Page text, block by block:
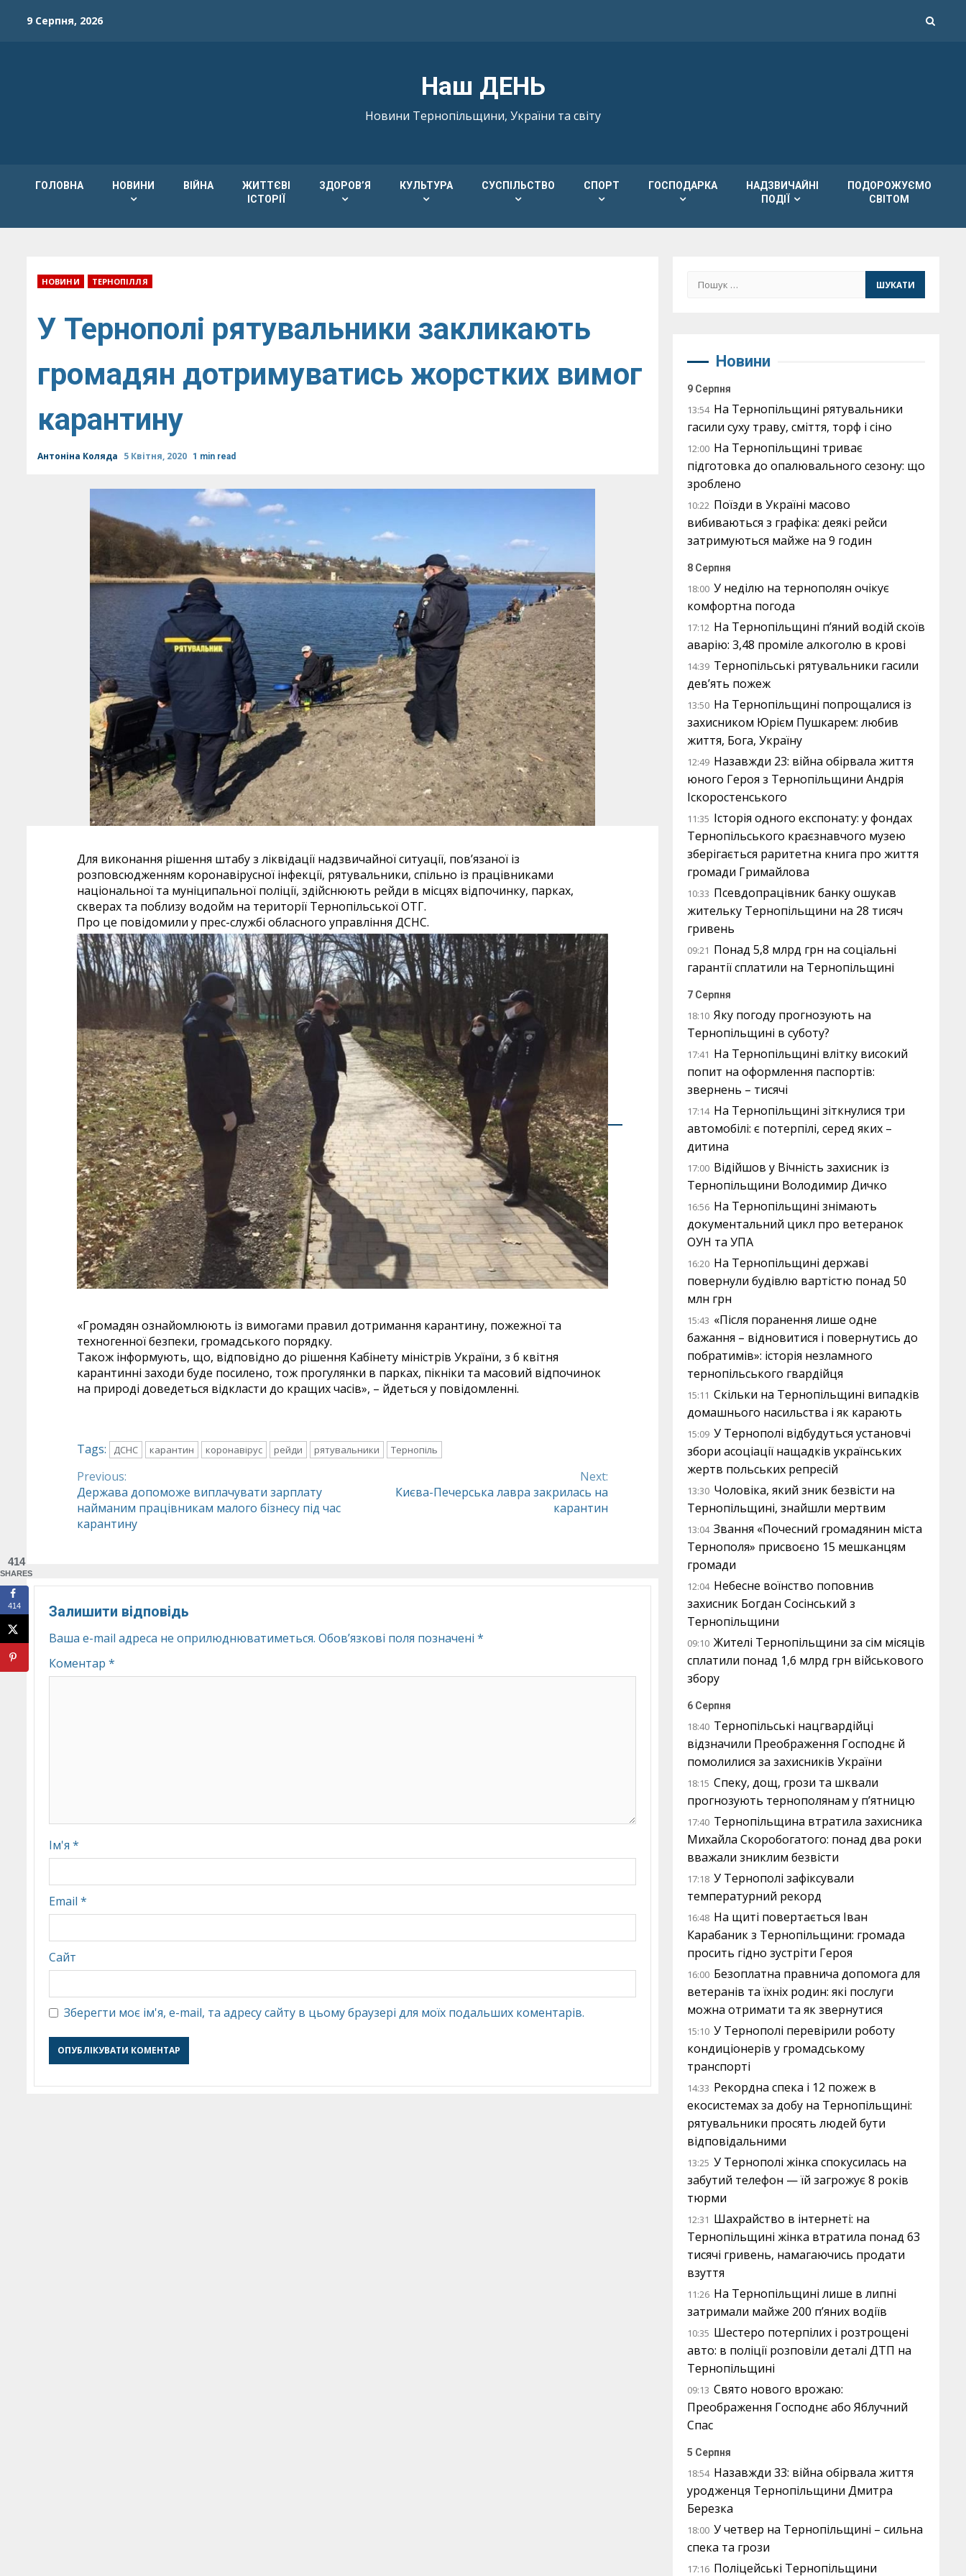
9 Серпня, 2026
Наш ДЕНЬ
Новини Тернопільщини, України та світу
ГОЛОВНА НОВИНИ ВІЙНА
ЖИТТЄВІ
ІСТОРІЇ
ЗДОРОВ’Я КУЛЬТУРА СУСПІЛЬСТВО СПОРТ ГОСПОДАРКА
НАДЗВИЧАЙНІ
ПОДІЇ
ПОДОРОЖУЄМО
СВІТОМ
НОВИНИ ТЕРНОПІЛЛЯ
У Тернополі рятувальники закликають
громадян дотримуватись жорстких вимог
карантину
Антоніна Коляда 5 Квітня, 2020 1 min read
Для виконання рішення штабу з ліквідації надзвичайної ситуації, пов’язаної із
розповсюдженням коронавірусної інфекції, рятувальники, спільно із працівниками
національної та муніципальної поліції, здійснюють рейди в місцях відпочинку, парках,
скверах та поблизу водойм на території Тернопільської ОТГ.
Про це повідомили у прес-службі обласного управління ДСНС.
«Громадян ознайомлюють із вимогами правил дотримання карантину, пожежної та
техногенної безпеки, громадського порядку.
Також інформують, що, відповідно до рішення Кабінету міністрів України, з 6 квітня
карантинні заходи буде посилено, тож прогулянки в парках, пікніки та масовий відпочинок
на природі доведеться відкласти до кращих часів», – йдеться у повідомленні.
Tags: ДСНС карантин коронавірус рейди рятувальники Тернопіль
Continue
Reading
Previous:
Держава допоможе виплачувати зарплату
найманим працівникам малого бізнесу під час
карантину
Next:
Києва-Печерська лавра закрилась на
карантин
Залишити відповідь
Ваша e-mail адреса не оприлюднюватиметься. Обов’язкові поля позначені *
Коментар *
Ім'я *
Email *
Сайт
Зберегти моє ім'я, e-mail, та адресу сайту в цьому браузері для моїх подальших коментарів.
Пошук:
Новини
9 Серпня
13:54 На Тернопільщині рятувальники
гасили суху траву, сміття, торф і сіно
12:00 На Тернопільщині триває
підготовка до опалювального сезону: що
зроблено
10:22 Поїзди в Україні масово
вибиваються з графіка: деякі рейси
затримуються майже на 9 годин
8 Серпня
18:00 У неділю на тернополян очікує
комфортна погода
17:12 На Тернопільщині п’яний водій скоїв
аварію: 3,48 проміле алкоголю в крові
14:39 Тернопільські рятувальники гасили
дев’ять пожеж
13:50 На Тернопільщині попрощалися із
захисником Юрієм Пушкарем: любив
життя, Бога, Україну
12:49 Назавжди 23: війна обірвала життя
юного Героя з Тернопільщини Андрія
Іскоростенського
11:35 Історія одного експонату: у фондах
Тернопільського краєзнавчого музею
зберігається раритетна книга про життя
громади Гримайлова
10:33 Псевдопрацівник банку ошукав
жительку Тернопільщини на 28 тисяч
гривень
09:21 Понад 5,8 млрд грн на соціальні
гарантії сплатили на Тернопільщині
7 Серпня
18:10 Яку погоду прогнозують на
Тернопільщині в суботу?
17:41 На Тернопільщині влітку високий
попит на оформлення паспортів:
звернень – тисячі
17:14 На Тернопільщині зіткнулися три
автомобілі: є потерпілі, серед яких –
дитина
17:00 Відійшов у Вічність захисник із
Тернопільщини Володимир Дичко
16:56 На Тернопільщині знімають
документальний цикл про ветеранок
ОУН та УПА
16:20 На Тернопільщині державі
повернули будівлю вартістю понад 50
млн грн
15:43 «Після поранення лише одне
бажання – відновитися і повернутись до
побратимів»: історія незламного
тернопільського гвардійця
15:11 Скільки на Тернопільщині випадків
домашнього насильства і як карають
15:09 У Тернополі відбудуться установчі
збори асоціації нащадків українських
жертв польських репресій
13:30 Чоловіка, який зник безвісти на
Тернопільщині, знайшли мертвим
13:04 Звання «Почесний громадянин міста
Тернополя» присвоєно 15 мешканцям
громади
12:04 Небесне воїнство поповнив
захисник Богдан Сосінський з
Тернопільщини
09:10 Жителі Тернопільщини за сім місяців
сплатили понад 1,6 млрд грн військового
збору
6 Серпня
18:40 Тернопільські нацгвардійці
відзначили Преображення Господнє й
помолилися за захисників України
18:15 Спеку, дощ, грози та шквали
прогнозують тернополянам у п’ятницю
17:40 Тернопільщина втратила захисника
Михайла Скоробогатого: понад два роки
вважали зниклим безвісти
17:18 У Тернополі зафіксували
температурний рекорд
16:48 На щиті повертається Іван
Карабаник з Тернопільщини: громада
просить гідно зустріти Героя
16:00 Безоплатна правнича допомога для
ветеранів та їхніх родин: які послуги
можна отримати та як звернутися
15:10 У Тернополі перевірили роботу
кондиціонерів у громадському
транспорті
14:33 Рекордна спека і 12 пожеж в
екосистемах за добу на Тернопільщині:
рятувальники просять людей бути
відповідальними
13:25 У Тернополі жінка спокусилась на
забутий телефон — їй загрожує 8 років
тюрми
12:31 Шахрайство в інтернеті: на
Тернопільщині жінка втратила понад 63
тисячі гривень, намагаючись продати
взуття
11:26 На Тернопільщині лише в липні
затримали майже 200 п’яних водіїв
10:35 Шестеро потерпілих і розтрощені
авто: в поліції розповіли деталі ДТП на
Тернопільщині
09:13 Свято нового врожаю:
Преображення Господнє або Яблучний
Спас
5 Серпня
18:54 Назавжди 33: війна обірвала життя
уродженця Тернопільщини Дмитра
Березка
18:00 У четвер на Тернопільщині – сильна
спека та грози
17:16 Поліцейські Тернопільщини
414
SHARES
414